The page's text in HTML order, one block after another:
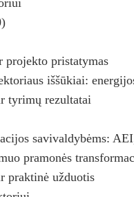
projekto pristatymas
iššūkiai:
tyrimų rezultatai
savivaldybėms:
pramonės
praktinė užduotis